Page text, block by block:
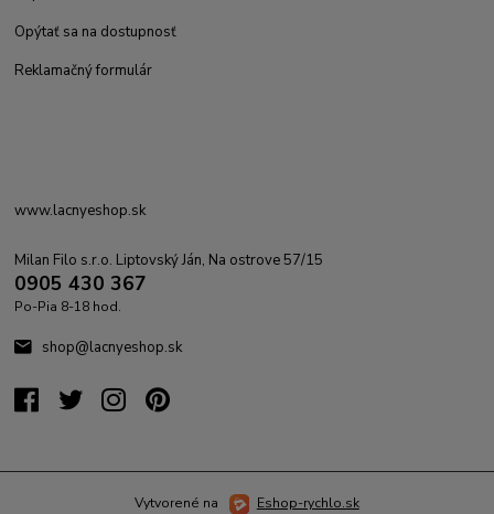
Opýtať sa na dostupnosť
Reklamačný formulár
www.lacnyeshop.sk
Milan Filo s.r.o. Liptovský Ján, Na ostrove 57/15
0905 430 367
Po-Pia 8-18 hod.
shop@lacnyeshop.sk
Vytvorené na Eshop-rychlo.sk